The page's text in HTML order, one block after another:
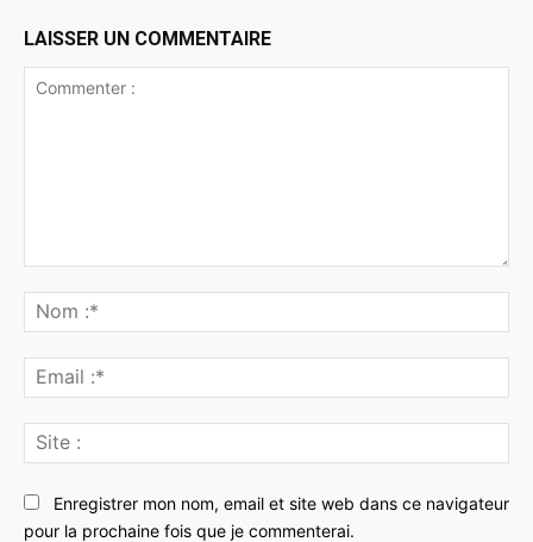
LAISSER UN COMMENTAIRE
:*
:*
:
Enregistrer mon nom, email et site web dans ce navigateur
pour la prochaine fois que je commenterai.